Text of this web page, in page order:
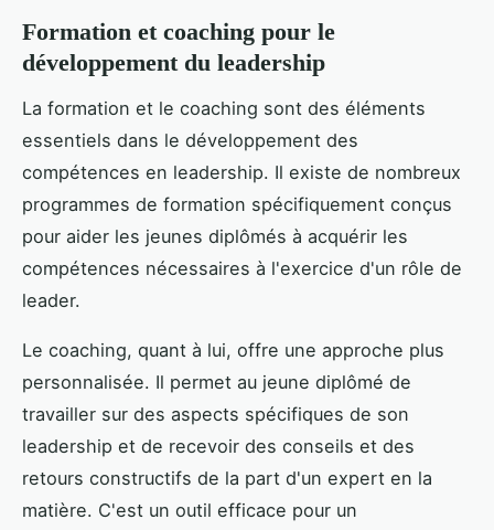
Formation et coaching pour le
développement du leadership
La formation et le coaching sont des éléments
essentiels dans le développement des
compétences en leadership. Il existe de nombreux
programmes de formation spécifiquement conçus
pour aider les jeunes diplômés à acquérir les
compétences nécessaires à l'exercice d'un rôle de
leader.
Le coaching, quant à lui, offre une approche plus
personnalisée. Il permet au jeune diplômé de
travailler sur des aspects spécifiques de son
leadership et de recevoir des conseils et des
retours constructifs de la part d'un expert en la
matière. C'est un outil efficace pour un